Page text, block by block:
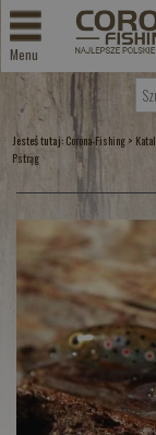
Menu
Jesteś tutaj: Corona-Fishing >
Pstrąg